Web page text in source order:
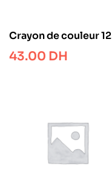
Crayon de couleur 12
Gros triangulaire Bic
KIDS
43.00 DH